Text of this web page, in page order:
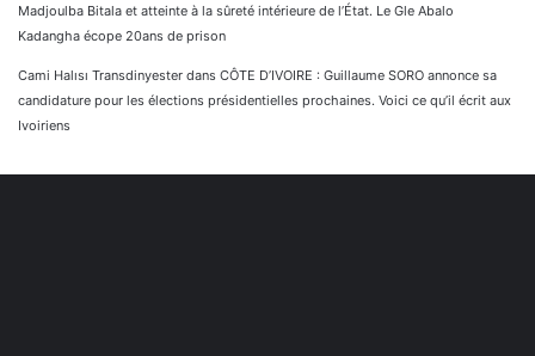
Madjoulba Bitala et atteinte à la sûreté intérieure de l’État. Le Gle Abalo
Kadangha écope 20ans de prison
Cami Halısı Transdinyester dans CÔTE D’IVOIRE : Guillaume SORO annonce sa
candidature pour les élections présidentielles prochaines. Voici ce qu’il écrit aux
Ivoiriens